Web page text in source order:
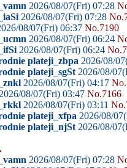
2026/08/07(Fri) 07:28
2026/08/07(Fri) 07:28
08/07(Fri) 06:37 No.7190
2026/08/07(Fri) 06:24
2026/08/07(Fri) 06:24
plateji_zbpa 2026/08/
plateji_sgSt 2026/08/
2026/08/07(Fri) 04:17
2026/08/07(Fri) 03:47 No.7166
2026/08/07(Fri) 03:11
plateji_xfpa 2026/08/
plateji_njSt 2026/08/
2026/08/07(Fri) 07:28